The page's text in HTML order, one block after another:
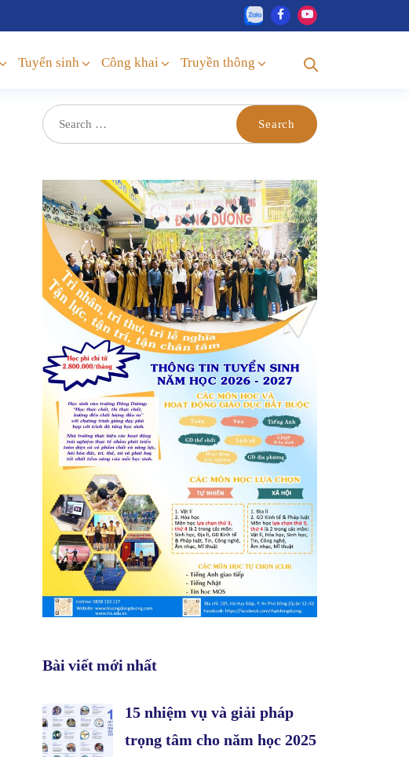
Tuyển sinh Công khai Truyền thông
Bài viết mới nhất
15 nhiệm vụ và giải pháp
trọng tâm cho năm học 2025